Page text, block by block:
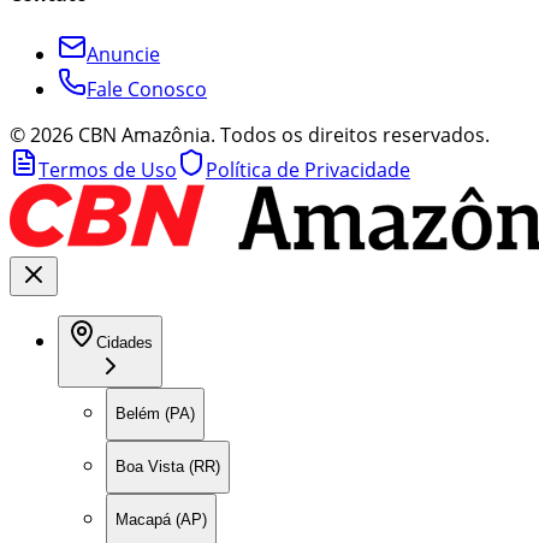
Anuncie
Fale Conosco
©2026 CBN Amazônia. Todos os direitos reservados.
Termos de Uso
Política de Privacidade
Cidades
Belém (PA)
Boa Vista (RR)
Macapá (AP)